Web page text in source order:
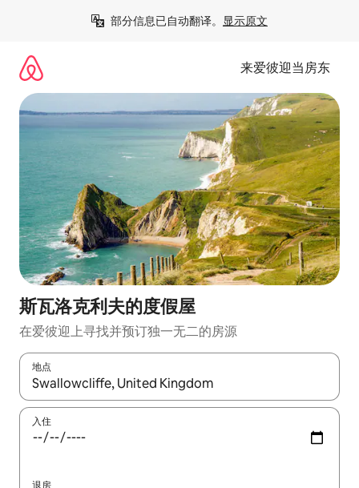
部分信息已自动翻译。 显示原文
来爱彼迎当房东
斯瓦洛克利夫的度假屋
在爱彼迎上寻找并预订独一无二的房源
地点
如有搜索结果，请使用上下方向键查看，或通过点击或滑动手势
入住